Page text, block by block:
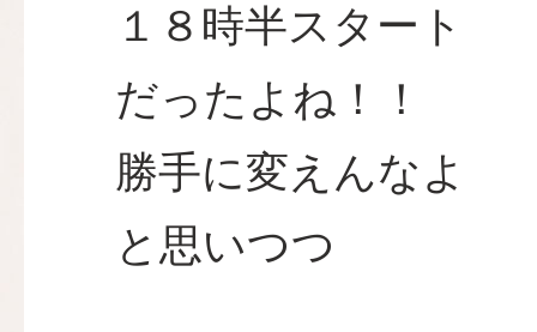
１８時半スタート
だったよね！！
勝手に変えんなよ
と思いつつ